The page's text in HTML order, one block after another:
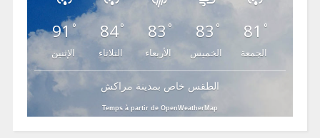
91 °
الإثنين
84°
الثلاثاء
83 °
الأربعاء
83 °
الخميس
81 °
الجمعة
الطقس خاص بمدينة مراكش
Temps à partir de OpenWeatherMap